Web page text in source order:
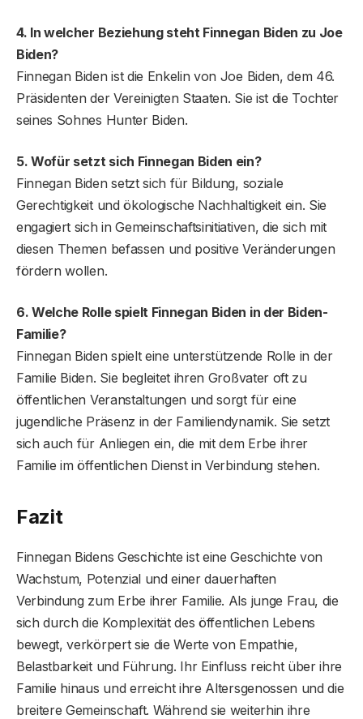
4. In welcher Beziehung steht Finnegan Biden zu Joe
Biden?
Finnegan Biden ist die Enkelin von Joe Biden, dem 46.
Präsidenten der Vereinigten Staaten. Sie ist die Tochter
seines Sohnes Hunter Biden.
5. Wofür setzt sich Finnegan Biden ein?
Finnegan Biden setzt sich für Bildung, soziale
Gerechtigkeit und ökologische Nachhaltigkeit ein. Sie
engagiert sich in Gemeinschaftsinitiativen, die sich mit
diesen Themen befassen und positive Veränderungen
fördern wollen.
6. Welche Rolle spielt Finnegan Biden in der Biden-
Familie?
Finnegan Biden spielt eine unterstützende Rolle in der
Familie Biden. Sie begleitet ihren Großvater oft zu
öffentlichen Veranstaltungen und sorgt für eine
jugendliche Präsenz in der Familiendynamik. Sie setzt
sich auch für Anliegen ein, die mit dem Erbe ihrer
Familie im öffentlichen Dienst in Verbindung stehen.
Fazit
Finnegan Bidens Geschichte ist eine Geschichte von
Wachstum, Potenzial und einer dauerhaften
Verbindung zum Erbe ihrer Familie. Als junge Frau, die
sich durch die Komplexität des öffentlichen Lebens
bewegt, verkörpert sie die Werte von Empathie,
Belastbarkeit und Führung. Ihr Einfluss reicht über ihre
Familie hinaus und erreicht ihre Altersgenossen und die
breitere Gemeinschaft. Während sie weiterhin ihre